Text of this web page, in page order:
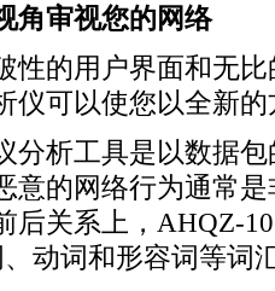
角审视您的网络
性的用户界面和无
仪可以使您以全新
分析工具是以数据
意的网络行为通常
后关系上，AHQZ-
动词和形容词等词